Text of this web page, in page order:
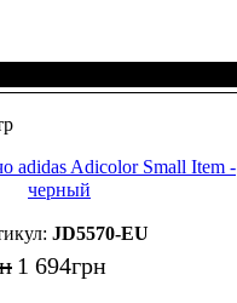
adidas Adicolor Small Item -
черный
JD5570-EU
1 694грн